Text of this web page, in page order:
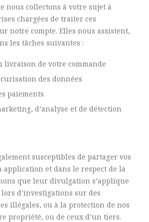
nous collectons à votre sujet à
chargées de traiter ces
notre compte. Elles nous assistent,
les tâches suivantes :
livraison de votre commande
des données
paiements
d’analyse et de détection
susceptibles de partager vos
et dans le respect de la
que leur divulgation s’applique
d’investigations sur des
illégales, ou à la protection de nos
propriété, ou de ceux d’un tiers.